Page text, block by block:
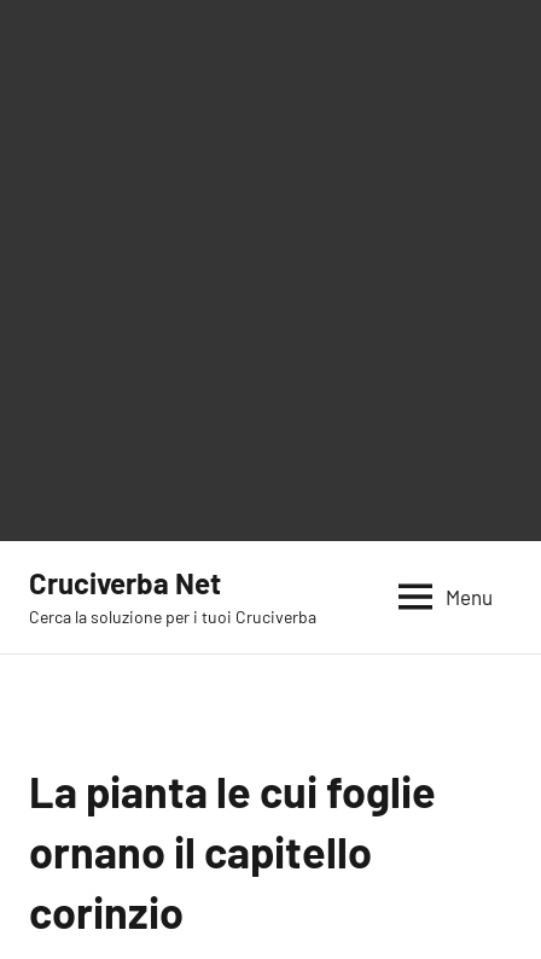
contenuto
Cruciverba Net
Cerca la soluzione per i tuoi Cruciverba
Menu
La pianta le cui foglie
ornano il capitello
corinzio